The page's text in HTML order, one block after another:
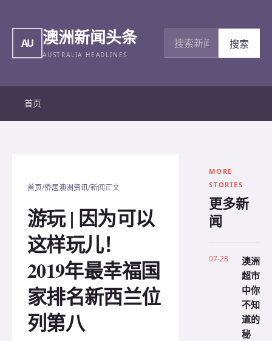
AU 澳洲新闻头条
AUSTRALIA HEADLINES
搜索新闻
搜索
首页
首页/侨居澳洲资讯/新闻正文
游玩 | 因为可以
这样玩儿！
2019年最幸福国
家排名新西兰位
列第八
MORE
STORIES
更多新
闻
07-28
澳洲
超市
中你
不知
道的
秘